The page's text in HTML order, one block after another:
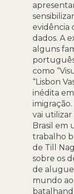
evidência
dados. A
alguns
como
“Lisbon
inédita
vai utilizar
Brasil em
trabalho
de Till
sobre os
de
mundo